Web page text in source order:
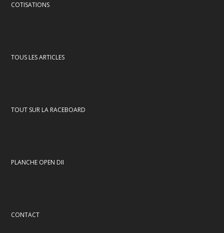
COTISATIONS
TOUS LES ARTICLES
TOUT SUR LA RACEBOARD
PLANCHE OPEN DII
CONTACT